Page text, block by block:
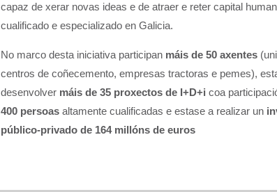
capaz de xerar novas ideas e de atraer e reter capital
cualificado e especializado en Galicia.
No marco desta iniciativa participan máis de 50 axentes
centros de coñecemento, empresas tractoras e pemes),
desenvolver máis de 35 proxectos de I+D+i coa
400 persoas altamente cualificadas e estase a realizar un
público-privado de 164 millóns de euros